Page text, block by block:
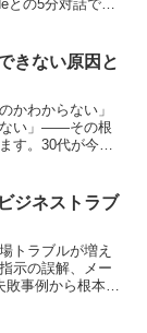
の5分対話でほ
きない原因と
かわからない」
ない」——その根
す。30代が今日
ジネストラブ
トラブルが増え
示の誤解、メー
事例から根本原